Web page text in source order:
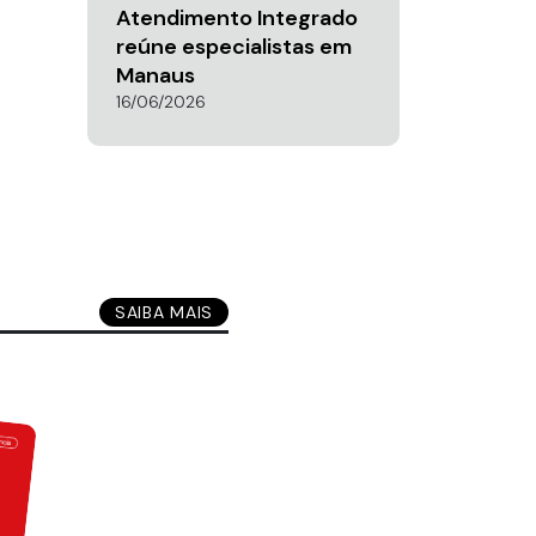
Atendimento Integrado
reúne especialistas em
Manaus
16/06/2026
SAIBA MAIS